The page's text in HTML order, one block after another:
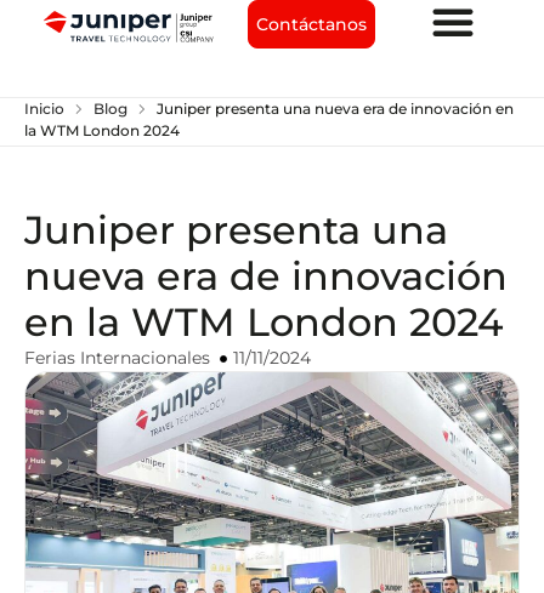
Contáctanos
Inicio chevron_right Blog chevron_right
Juniper presenta una nueva era de innovación en
la WTM London 2024
Juniper presenta una
nueva era de innovación
en la WTM London 2024
Ferias Internacionales 11/11/2024